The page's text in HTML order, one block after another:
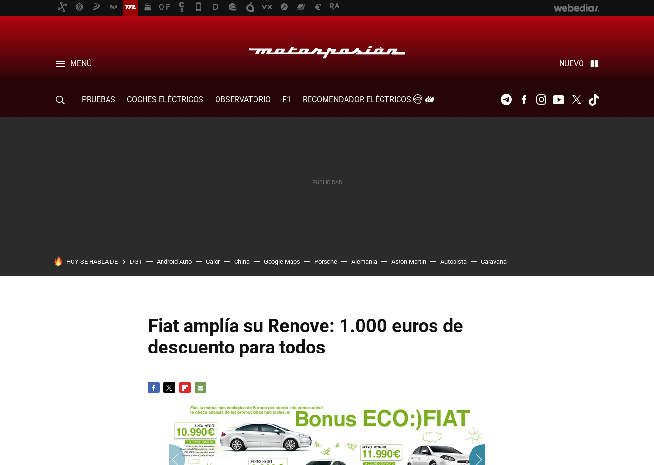
MENÚ NUEVO
PRUEBAS COCHES ELÉCTRICOS OBSERVATORIO F1
RECOMENDADOR ELÉCTRICOS
TelegramFacebookInstagramYoutubeTwitter
HOY SE HABLA DE DGT Android Auto Calor China Google Maps Porsche Alemania Aston Martin Autopista Caravana
Fiat amplía su Renove: 1.000 euros de
descuento para todos
MAIL